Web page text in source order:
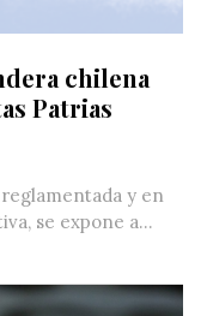
chilena
Patrias
y en
se expone a...